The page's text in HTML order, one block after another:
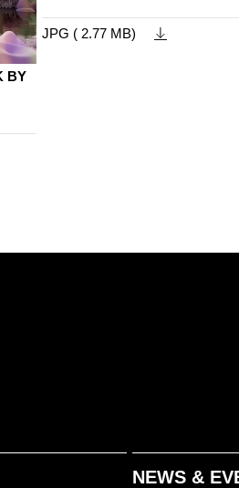
BY
JPG ( 2.77 MB)
NEWS &